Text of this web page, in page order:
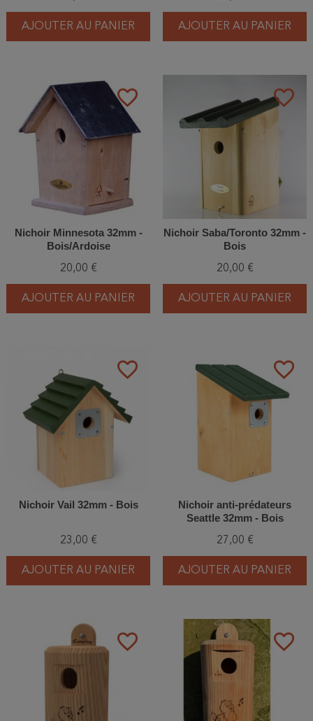
AJOUTER AU PANIER AJOUTER AU PANIER
favorite_border
Nichoir Minnesota 32mm -
Bois/Ardoise
20,00 €
AJOUTER AU PANIER
favorite_border
Nichoir Saba/Toronto 32mm -
Bois
20,00 €
AJOUTER AU PANIER
favorite_border
Nichoir Vail 32mm - Bois
23,00 €
AJOUTER AU PANIER
favorite_border
Nichoir anti‑prédateurs
Seattle 32mm - Bois
27,00 €
AJOUTER AU PANIER
favorite_border favorite_border